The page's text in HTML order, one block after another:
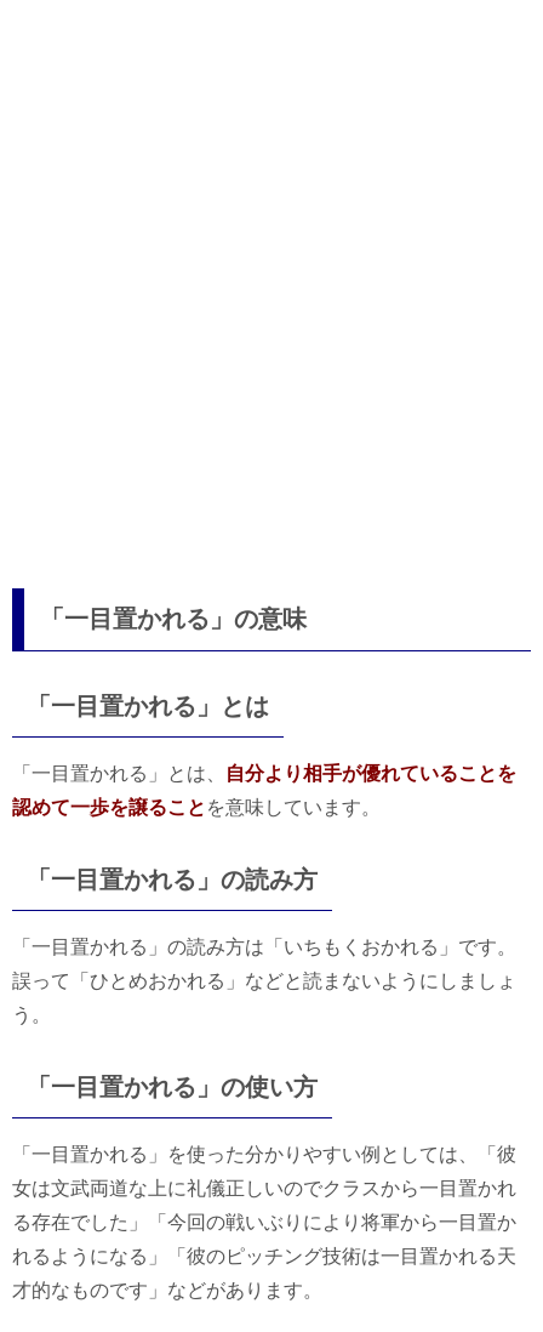
「一目置かれる」の意味
「一目置かれる」とは
「一目置かれる」とは、
自分より相手が優れていることを
認めて一歩を譲ること を意味しています。
「一目置かれる」の読み方
「一目置かれる」の読み方は「いちもくおかれる」です。
誤って「ひとめおかれる」などと読まないようにしましょ
う。
「一目置かれる」の使い方
「一目置かれる」を使った分かりやすい例としては、「彼
女は文武両道な上に礼儀正しいのでクラスから一目置かれ
る存在でした」「今回の戦いぶりにより将軍から一目置か
れるようになる」「彼のピッチング技術は一目置かれる天
才的なものです」などがあります。